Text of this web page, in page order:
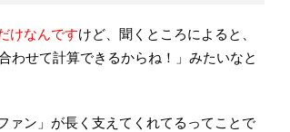
けなんですけど、聞くところによると、
わせて計算できるからね！」みたいなと
ァン」が長く支えてくれてるってことで